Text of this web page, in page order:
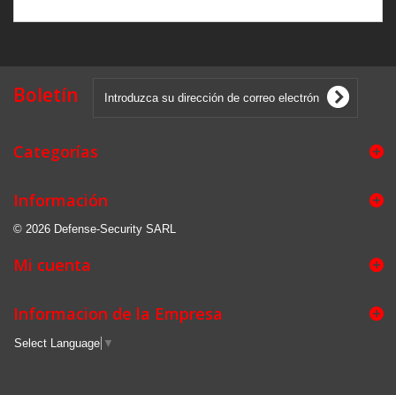
Boletín
Categorías
Información
© 2026 Defense-Security SARL
Mi cuenta
Informacion de la Empresa
Select Language ▼